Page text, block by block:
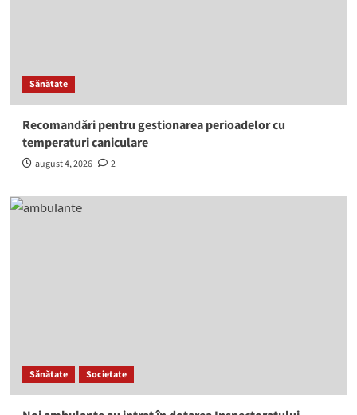
Sănătate
Recomandări pentru gestionarea perioadelor cu
temperaturi caniculare
august 4, 2026 2
Sănătate Societate